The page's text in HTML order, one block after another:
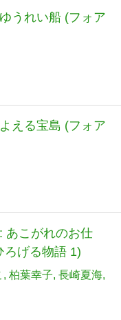
うれい船 (フォア
える宝島 (フォア
あこがれのお仕
ろげる物語 1)
柏葉幸子 長崎夏海